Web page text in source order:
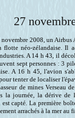
27
2008, un
flotte néo-zélandaise. Il
A 14 h 43, il
sept personnes : 3
A 16 h 45, l'avion
tenter de localiser
de mines Verseau
la journée, la dérive de
capté. La première
arrachés à la mer au